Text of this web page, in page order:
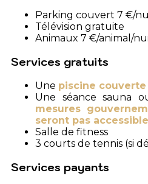
Parking couvert 7 €/
Télévision gratuite
Animaux 7 €/animal/
Services gratuits
Une piscine
Une séance sauna
mesures
seront pas
Salle de fitness
3 courts de tennis (si
Services payants